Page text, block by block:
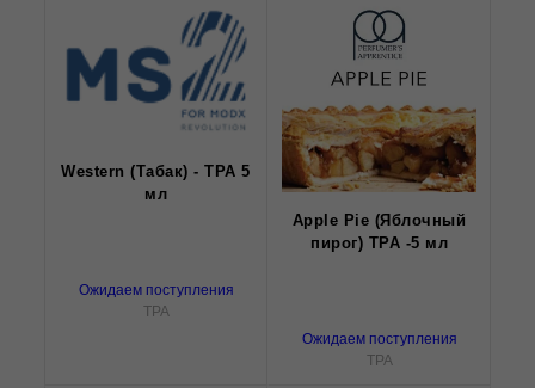
Western (Табак) - TPA 5
мл
Ожидаем поступления
TPA
Apple Pie (Яблочный
пирог) TPA -5 мл
Ожидаем поступления
TPA